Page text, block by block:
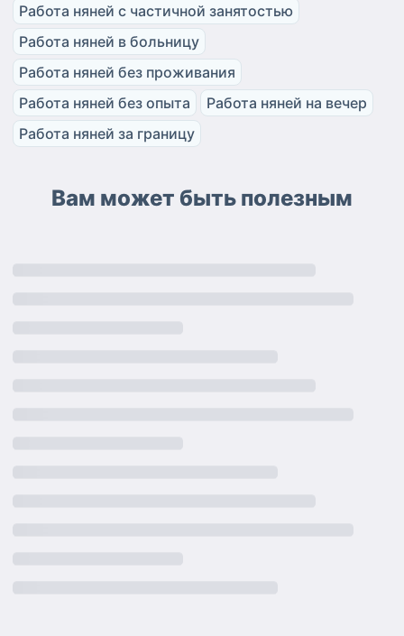
Работа няней с частичной занятостью
Работа няней в больницу
Работа няней без проживания
Работа няней без опыта
Работа няней на вечер
Работа няней за границу
Вам может быть полезным